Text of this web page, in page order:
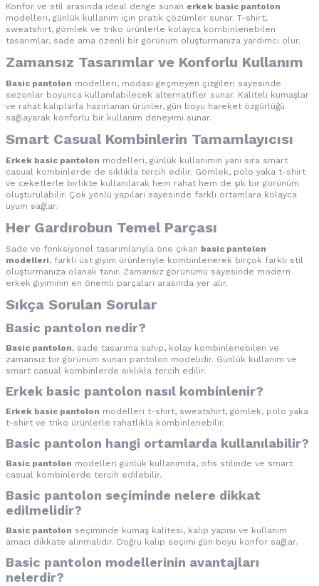
Konfor ve stil arasında ideal denge sunan erkek basic pantolon
modelleri, günlük kullanım için pratik çözümler sunar. T-shirt,
sweatshirt, gömlek ve triko ürünlerle kolayca kombinlenebilen
tasarımlar, sade ama özenli bir görünüm oluşturmanıza yardımcı olur.
Zamansız Tasarımlar ve Konforlu Kullanım
Basic pantolon modelleri, modası geçmeyen çizgileri sayesinde
sezonlar boyunca kullanılabilecek alternatifler sunar. Kaliteli kumaşlar
ve rahat kalıplarla hazırlanan ürünler, gün boyu hareket özgürlüğü
sağlayarak konforlu bir kullanım deneyimi sunar.
Smart Casual Kombinlerin Tamamlayıcısı
Erkek basic pantolon modelleri, günlük kullanımın yanı sıra smart
casual kombinlerde de sıklıkla tercih edilir. Gömlek, polo yaka t-shirt
ve ceketlerle birlikte kullanılarak hem rahat hem de şık bir görünüm
oluşturulabilir. Çok yönlü yapıları sayesinde farklı ortamlara kolayca
uyum sağlar.
Her Gardırobun Temel Parçası
Sade ve fonksiyonel tasarımlarıyla öne çıkan basic pantolon
modelleri, farklı üst giyim ürünleriyle kombinlenerek birçok farklı stil
oluşturmanıza olanak tanır. Zamansız görünümü sayesinde modern
erkek giyiminin en önemli parçaları arasında yer alır.
Sıkça Sorulan Sorular
Basic pantolon nedir?
Basic pantolon, sade tasarıma sahip, kolay kombinlenebilen ve
zamansız bir görünüm sunan pantolon modelidir. Günlük kullanım ve
smart casual kombinlerde sıklıkla tercih edilir.
Erkek basic pantolon nasıl kombinlenir?
Erkek basic pantolon modelleri t-shirt, sweatshirt, gömlek, polo yaka
t-shirt ve triko ürünlerle rahatlıkla kombinlenebilir.
Basic pantolon hangi ortamlarda kullanılabilir?
Basic pantolon modelleri günlük kullanımda, ofis stilinde ve smart
casual kombinlerde tercih edilebilir.
Basic pantolon seçiminde nelere dikkat
edilmelidir?
Basic pantolon seçiminde kumaş kalitesi, kalıp yapısı ve kullanım
amacı dikkate alınmalıdır. Doğru kalıp seçimi gün boyu konfor sağlar.
Basic pantolon modellerinin avantajları
nelerdir?